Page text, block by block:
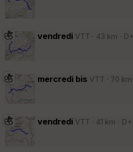
vendredi VTT · 43 km ·
mercredi bis VTT · 70 km
vendredi VTT · 41 km ·